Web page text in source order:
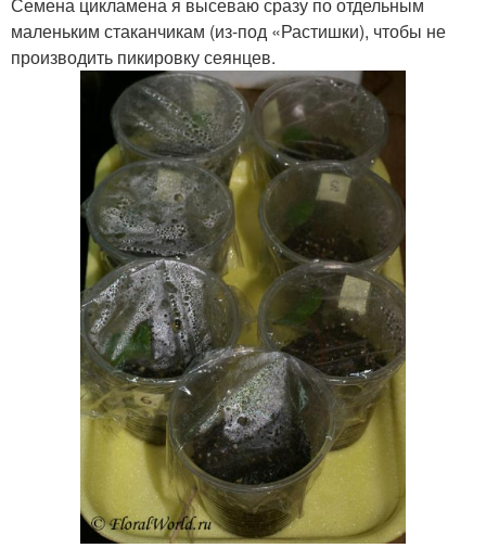
маленьким стаканчикам (из-под «Растишки), чтобы не
производить пикировку сеянцев.